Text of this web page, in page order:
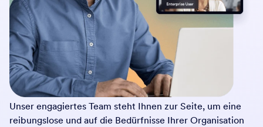
Unser engagiertes Team steht Ihnen zur Seite, um eine
reibungslose und auf die Bedürfnisse Ihrer Organisation